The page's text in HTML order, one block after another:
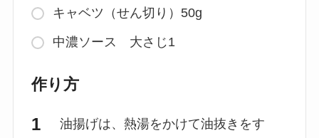
キャベツ（せん切り）50g
中濃ソース 大さじ1
作り方
油揚げは、熱湯をかけて油抜きをす